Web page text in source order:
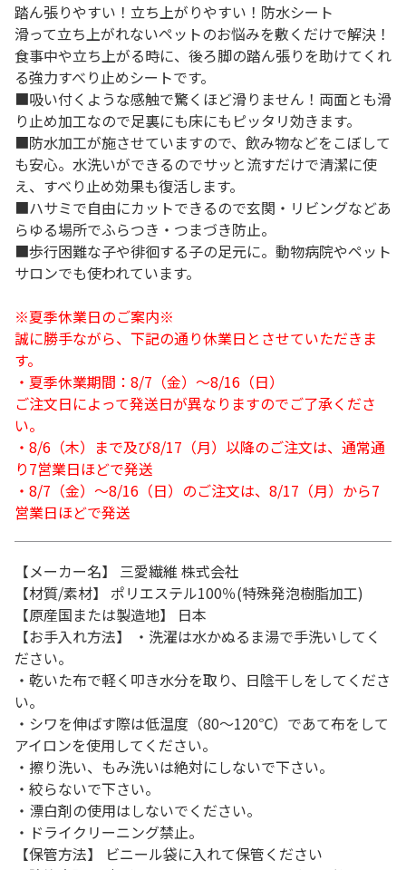
踏ん張りやすい！立ち上がりやすい！防水シート
滑って立ち上がれないペットのお悩みを敷くだけで解決！
食事中や立ち上がる時に、後ろ脚の踏ん張りを助けてくれ
る強力すべり止めシートです。
■吸い付くような感触で驚くほど滑りません！両面とも滑
り止め加工なので足裏にも床にもピッタリ効きます。
■防水加工が施させていますので、飲み物などをこぼして
も安心。水洗いができるのでサッと流すだけで清潔に使
え、すべり止め効果も復活します。
■ハサミで自由にカットできるので玄関・リビングなどあ
らゆる場所でふらつき・つまづき防止。
■歩行困難な子や徘徊する子の足元に。動物病院やペット
サロンでも使われています。
※夏季休業日のご案内※
誠に勝手ながら、下記の通り休業日とさせていただきま
す。
・夏季休業期間：8/7（金）～8/16（日）
ご注文日によって発送日が異なりますのでご了承くださ
い。
・8/6（木）まで及び8/17（月）以降のご注文は、通常通
り7営業日ほどで発送
・8/7（金）～8/16（日）のご注文は、8/17（月）から7
営業日ほどで発送
【メーカー名】 三愛繊維 株式会社
【材質/素材】 ポリエステル100％(特殊発泡樹脂加工)
【原産国または製造地】 日本
【お手入れ方法】 ・洗濯は水かぬるま湯で手洗いしてく
ださい。
・乾いた布で軽く叩き水分を取り、日陰干しをしてくださ
い。
・シワを伸ばす際は低温度（80～120℃）であて布をして
アイロンを使用してください。
・擦り洗い、もみ洗いは絶対にしないで下さい。
・絞らないで下さい。
・漂白剤の使用はしないでください。
・ドライクリーニング禁止。
【保管方法】 ビニール袋に入れて保管ください